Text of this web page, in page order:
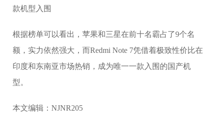
根据榜单可以看出，苹果和三星在前十名霸占了9个名
额，实力依然强大，而Redmi Note 7凭借着极致性价比在
印度和东南亚市场热销，成为唯一一款入围的国产机
型。
本文编辑：NJNR205